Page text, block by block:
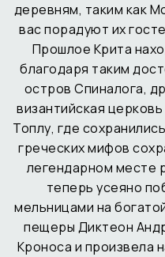
деревням, таким как
вас порадуют их
Прошлое Крита
благодаря таким
остров Спиналога,
византийская
Топлу, где
греческих мифов
легендарном месте
теперь усеяно
мельницами на
пещеры Диктеон
Кроноса и произвела